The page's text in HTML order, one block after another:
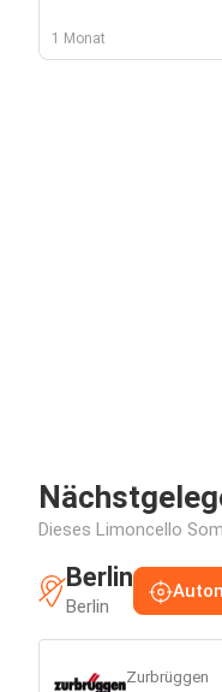
1 Monat
Dieses Limoncello
Berlin
Berlin
Zurbrüggen